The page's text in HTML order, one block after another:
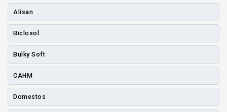
Alisan
Biclosol
Bulky Soft
CAHM
Domestos